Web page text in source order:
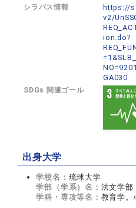
シラバス情報
https://
v2/
ion.do?
GA030
SDGs 関連ゴール
出身大学
学校名： 琉球大学
学部（学系）名： 法文学部
学科・専攻等名： 教育学